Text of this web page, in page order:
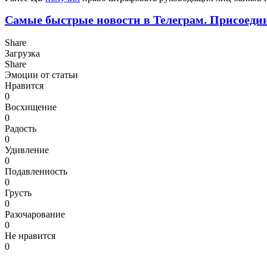
Самые быстрые новости в Телеграм.
Share
Загрузка
Share
Эмоции от статьи
Нравится
0
Восхищение
0
Радость
0
Удивление
0
Подавленность
0
Грусть
0
Разочарование
0
Не нравится
0